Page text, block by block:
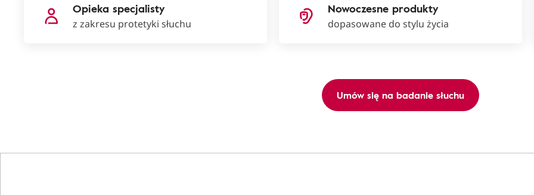
Opieka specjalisty
z zakresu protetyki słuchu
Nowoczesne produkty
dopasowane do stylu życia
Umów się na badanie słuchu